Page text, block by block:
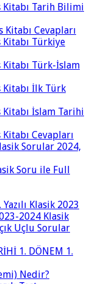
Kitabı Tarih Bilimi
Kitabı Cevapları
Kitabı Türkiye
Kitabı Türk-İslam
Kitabı İlk Türk
Kitabı İslam Tarihi
Kitabı Cevapları
Sorular 2024,
Soru ile Full
Klasik 2023
2024 Klasik
Uçlu Sorular
1. DÖNEM 1.
Nedir?